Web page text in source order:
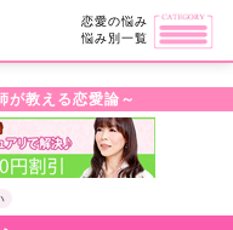
恋愛の悩み
悩み別一覧
が教える恋愛論～